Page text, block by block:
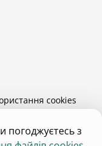
області
cookies
погоджуєтесь з